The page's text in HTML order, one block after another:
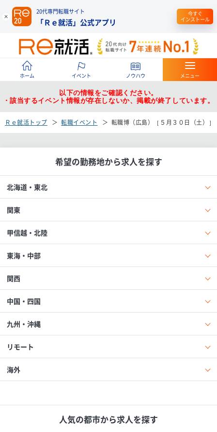
20代専門転職サイト
「Ｒｅ就活」公式アプリ
今すぐ
インストール
ホーム イベント ノウハウ メニュー
以下の情報をご確認ください。
・該当するイベント情報が存在しないか、掲載が終了しています。
Ｒｅ就活トップ 転職イベント 転職博（広島）［５月３０日（土）］
希望の勤務地から求人を探す
北海道・東北
関東
甲信越・北陸
東海・中部
関西
中国・四国
九州・沖縄
リモート
海外
人気の都市から求人を探す